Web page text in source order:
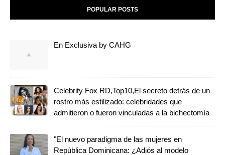
POPULAR POSTS
En Exclusiva by CAHG
Celebrity Fox RD,Top10,El secreto detrás de un
rostro más estilizado: celebridades que
admitieron o fueron vinculadas a la bichectomía
"El nuevo paradigma de las mujeres en
República Dominicana: ¿Adiós al modelo